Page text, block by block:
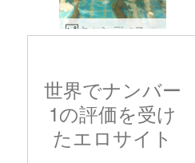
キャンディス、エンジェリー、キキ、バレリー プールパーティー #19
世界でナンバー
1の評価を受け
たエロサイト